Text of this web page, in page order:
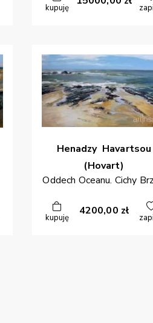
kupuję
Henadzy Havartsou
(Hovart)
Oddech Oceanu. Cichy
kupuję
4200,00 zł